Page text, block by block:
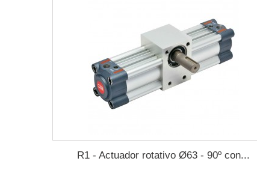
R1 - Actuador rotativo Ø63 - 90º con...